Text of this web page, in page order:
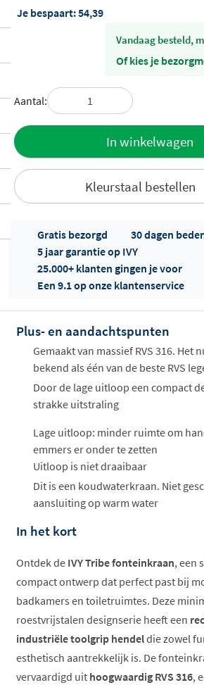
Je bespaart:54,39
vandaag besteld,
Of kies je
Aantal:
In winkelwagen
Kleurstaal bestellen
Offertes
Gratis bezorgd
30 dagen
5 jaar garantie op IVY
25.000+ klanten gingen je voor
Een 9.1 op onze klantenservice
Plus- en aandachtspunten
Gemaakt van massief RVS 316. Het
bekend als één van de beste RVS
Door de lage uitloop een compact
strakke uitstraling
Lage uitloop: minder ruimte om
emmers er onder te zetten
Uitloop is niet draaibaar
Dit is een koudwaterkraan. Niet
aansluiting op warm water
In het kort
Ontdek de IVY Tribe fonteinkraan, een
compact ontwerp dat perfect past bij
badkamers en toiletruimtes. Deze
roestvrijstalen designserie heeft een
industriële toolgrip hendeldie zowel
esthetisch aantrekkelijk is. De
vervaardigd uit hoogwaardig RVS 316,